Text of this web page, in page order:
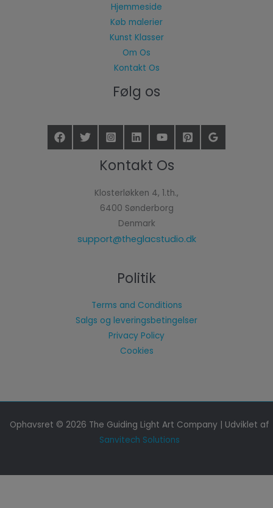
Hjemmeside
Køb malerier
Kunst Klasser
Om Os
Kontakt Os
Følg os
Kontakt Os
Klosterløkken 4, 1.th.,
6400 Sønderborg
Denmark
support@theglacstudio.dk
Politik
Terms and Conditions
Salgs og leveringsbetingelser
Privacy Policy
Cookies
Ophavsret © 2026 The Guiding Light Art Company | Udviklet af
Sanvitech Solutions